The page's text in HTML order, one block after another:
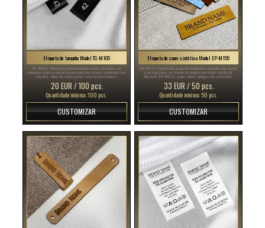
Etiqueta de tamanho Model TC-M165
TC-M165 Etiqueta personalizada com o número ou
tamanho para costurar numa peça de roupa, vestuário ou
calçado, feita de cetim preto com escrita branca.
20 EUR / 100 pcs.
Quantidade mínima: 100 pcs.
CUSTOMIZAR
Etiqueta de couro sintético Model EP-M155
EP-M155 Produzida para encomendar etiqueta em couro
com logótipo ou nome da marca em couro artificial,
Modelo EP-M155, para vários artigos de vestuário.
33 EUR / 50 pcs.
Quantidade mínima: 50 pcs.
CUSTOMIZAR